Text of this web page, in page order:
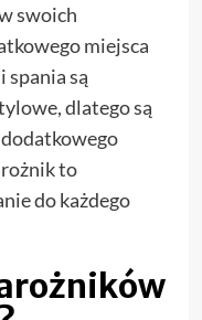
swoich
miejsca
spania są
dlatego są
to
do każdego